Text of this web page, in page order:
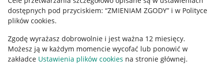
dostępnych pod przyciskiem: “ZMIENIAM ZGODY” i w Polityce
plików cookies.
Zgodę wyrażasz dobrowolnie i jest ważna 12 miesięcy.
Możesz ją w każdym momencie wycofać lub ponowić w
zakładce Ustawienia plików cookies na stronie głównej.
Informacje dla Aktu o Usługach Cyfrowych
Pobierz aplikację